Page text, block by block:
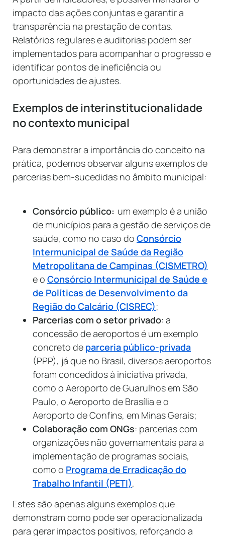
impacto das ações conjuntas e garantir a
transparência na prestação de contas.
Relatórios regulares e auditorias podem ser
implementados para acompanhar o progresso e
identificar pontos de ineficiência ou
oportunidades de ajustes.
Exemplos de interinstitucionalidade
no contexto municipal
Para demonstrar a importância do conceito na
prática, podemos observar alguns exemplos de
parcerias bem-sucedidas no âmbito municipal:
Consórcio público: um exemplo é a união
de municípios para a gestão de serviços de
saúde, como no caso do Consórcio
Intermunicipal de Saúde da Região
Metropolitana de Campinas (CISMETRO)
e o Consórcio Intermunicipal de Saúde e
de Políticas de Desenvolvimento da
Região do Calcário (CISREC);
Parcerias com o setor privado: a
concessão de aeroportos é um exemplo
concreto de parceria público-privada
(PPP), já que no Brasil, diversos aeroportos
foram concedidos à iniciativa privada,
como o Aeroporto de Guarulhos em São
Paulo, o Aeroporto de Brasília e o
Aeroporto de Confins, em Minas Gerais;
Colaboração com ONGs: parcerias com
organizações não governamentais para a
implementação de programas sociais,
como o Programa de Erradicação do
Trabalho Infantil (PETI),
Estes são apenas alguns exemplos que
demonstram como pode ser operacionalizada
para gerar impactos positivos, reforçando a